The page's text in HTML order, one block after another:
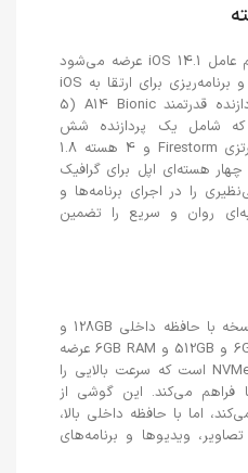
iPhone 12 Pro Max با سیستم عامل iOS 14.1 عرضه می‌شود
و قابلیت ارتقا به iOS 17.5.1 و برنامه‌ریزی برای ارتقا به iOS
18 را دارد. این گوشی از پردازنده قدرتمند A14 Bionic (5
که شامل یک پردازنده شش
هسته‌ای (2 هسته 3.1 گیگاهرتزی Firestorm و 4 هسته 1.8
گیگاهرتزی Icestorm) و GPU چهار هسته‌ای اپل برای گرافیک
را در اجرای برنامه‌ها و
روان و سریع را تضمین
iPhone 12 Pro Max در سه نسخه با حافظه داخلی 128GB و
6GB RAM، 256GB و 6GB RAM و 512GB و 6GB RAM عرضه
می‌شود. نوع حافظه داخلی NVMe است که سرعت بالایی را
فراهم می‌کند. این گوشی از
اما با حافظه داخلی بالا،
ویدیوها و برنامه‌های